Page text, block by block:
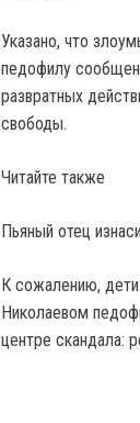
Указано, что
педофилу
развратных
свободы.
Читайте также
Пьяный отец
К сожалению,
Николаевом
центре скандала: